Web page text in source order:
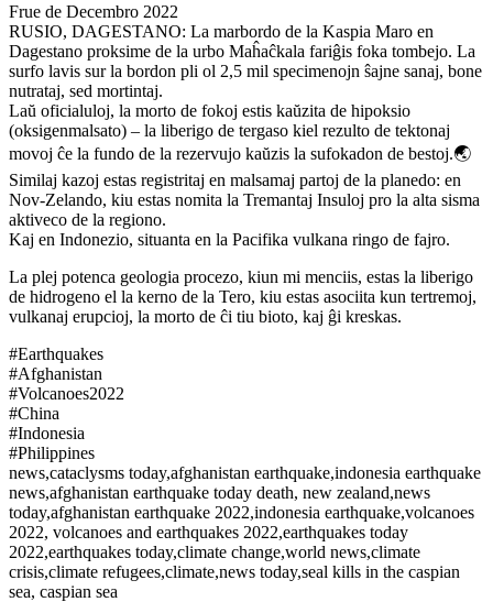
Frue de Decembro 2022
RUSIO, DAGESTANO: La marbordo de la Kaspia Maro en
Dagestano proksime de la urbo Maĥaĉkala fariĝis foka tombejo. La
surfo lavis sur la bordon pli ol 2,5 mil specimenojn ŝajne sanaj, bone
nutrataj, sed mortintaj.
Laŭ oficialuloj, la morto de fokoj estis kaŭzita de hipoksio
(oksigenmalsato) – la liberigo de tergaso kiel rezulto de tektonaj
movoj ĉe la fundo de la rezervujo kaŭzis la sufokadon de bestoj.🌏
Similaj kazoj estas registritaj en malsamaj partoj de la planedo: en
Nov-Zelando, kiu estas nomita la Tremantaj Insuloj pro la alta sisma
aktiveco de la regiono.
Kaj en Indonezio, situanta en la Pacifika vulkana ringo de fajro.
La plej potenca geologia procezo, kiun mi menciis, estas la liberigo
de hidrogeno el la kerno de la Tero, kiu estas asociita kun tertremoj,
vulkanaj erupcioj, la morto de ĉi tiu bioto, kaj ĝi kreskas.
#Earthquakes
#Afghanistan
#Volcanoes2022
#China
#Indonesia
#Philippines
news,cataclysms today,afghanistan earthquake,indonesia earthquake
news,afghanistan earthquake today death, new zealand,news
today,afghanistan earthquake 2022,indonesia earthquake,volcanoes
2022, volcanoes and earthquakes 2022,earthquakes today
2022,earthquakes today,climate change,world news,climate
crisis,climate refugees,climate,news today,seal kills in the caspian
sea, caspian sea